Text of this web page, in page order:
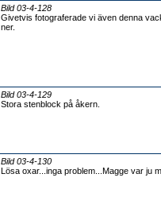
Bild 03-4-128
Givetvis fotograferade vi även denna
ner.
Bild 03-4-129
Stora stenblock på åkern.
Bild 03-4-130
Lösa oxar...inga problem...Magge var ju